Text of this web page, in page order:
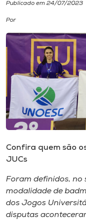
A
Unoesc
I.nova
Diplomados
Cultura
CPA
Biblioteca
Publicado em 24/07/2023
Por
Confira quem são
JUCs
Foram definidos, no
modalidade de
dos Jogos
disputas